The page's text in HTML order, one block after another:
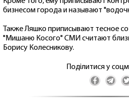
бизнесом города и называют
Также Ляшко приписывают тесное
"Мишаню Косого" СМИ считают
Борису Колесникову.
Поділитися у